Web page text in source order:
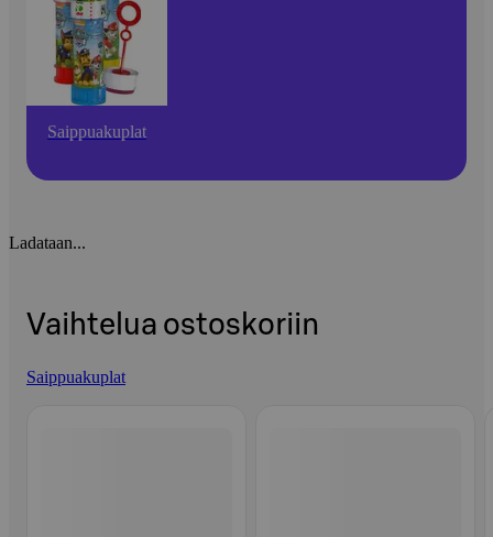
Saippuakuplat
Ladataan...
Vaihtelua ostoskoriin
Saippuakuplat